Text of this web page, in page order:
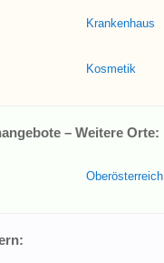
Krankenhaus
Kosmetik
– Weitere Orte:
Oberösterreich